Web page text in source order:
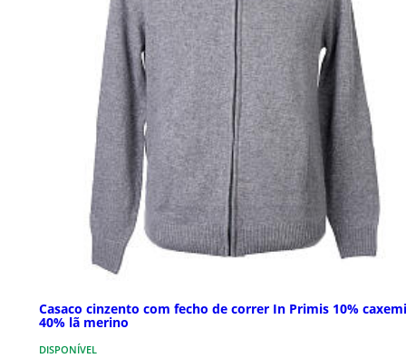
Casaco cinzento com fecho de correr In Primis 10%
40% lã merino
DISPONÍVEL